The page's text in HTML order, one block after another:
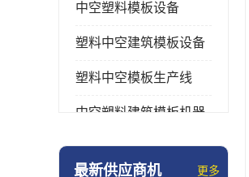
中空塑料模板设备
塑料中空建筑模板设备
塑料中空模板生产线
中空塑料建筑模板机器
最新供应商机 更多